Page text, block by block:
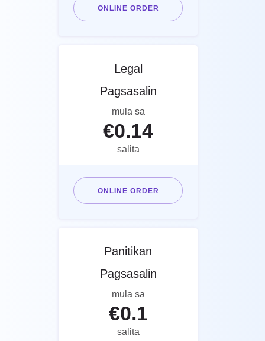
ONLINE ORDER
Legal
Pagsasalin
mula sa
€0.14
salita
ONLINE ORDER
Panitikan
Pagsasalin
mula sa
€0.1
salita